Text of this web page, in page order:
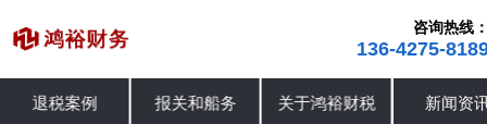
咨询热线
136-4275-
退税案例 报关和船务 关于鸿裕财税 新闻资